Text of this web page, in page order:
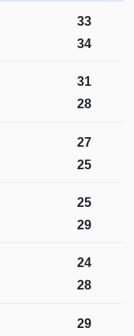
33
34
31
28
27
25
25
29
24
28
29